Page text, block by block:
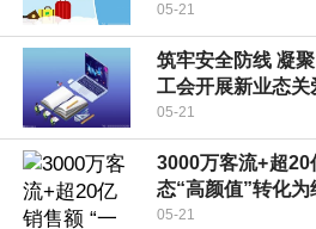
05-21
筑牢安全防线 凝
工会开展新业态关
05-21
3000万客流+超20
态“高颜值”转化
05-21